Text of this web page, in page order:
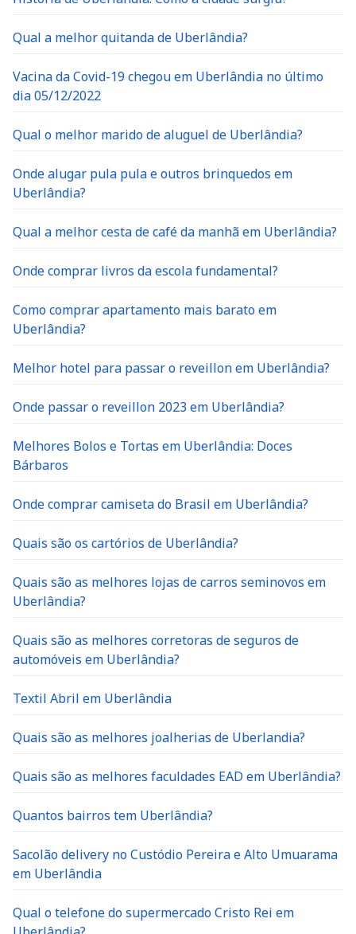
Qual a melhor quitanda de Uberlândia?
Vacina da Covid-19 chegou em Uberlândia no último
dia 05/12/2022
Qual o melhor marido de aluguel de Uberlândia?
Onde alugar pula pula e outros brinquedos em
Uberlândia?
Qual a melhor cesta de café da manhã em Uberlândia?
Onde comprar livros da escola fundamental?
Como comprar apartamento mais barato em
Uberlândia?
Melhor hotel para passar o reveillon em Uberlândia?
Onde passar o reveillon 2023 em Uberlândia?
Melhores Bolos e Tortas em Uberlândia: Doces
Bárbaros
Onde comprar camiseta do Brasil em Uberlândia?
Quais são os cartórios de Uberlândia?
Quais são as melhores lojas de carros seminovos em
Uberlândia?
Quais são as melhores corretoras de seguros de
automóveis em Uberlândia?
Textil Abril em Uberlândia
Quais são as melhores joalherias de Uberlandia?
Quais são as melhores faculdades EAD em Uberlândia?
Quantos bairros tem Uberlândia?
Sacolão delivery no Custódio Pereira e Alto Umuarama
em Uberlândia
Qual o telefone do supermercado Cristo Rei em
Uberlândia?